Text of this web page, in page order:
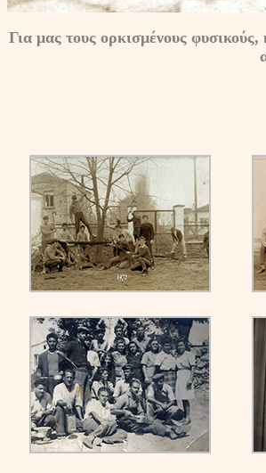
Για μας τους ορκισμένους